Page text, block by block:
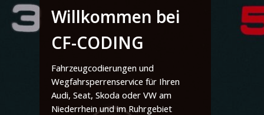
Willkommen bei
CF-CODING
Fahrzeugcodierungen und
Wegfahrsperrenservice für Ihren
Audi, Seat, Skoda oder VW am
Niederrhein und im Ruhrgebiet